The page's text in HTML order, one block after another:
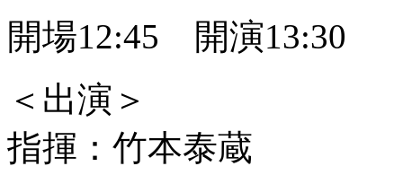
開場12:45 開演13:30
＜出演＞
指揮：竹本泰蔵